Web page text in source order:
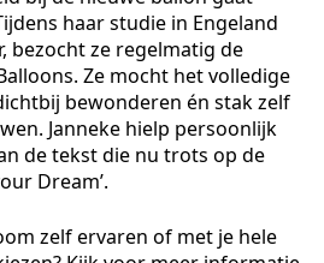
haar studie in Engeland
bezocht ze regelmatig de
Ze mocht het volledige
bewonderen én stak zelf
Janneke hielp persoonlijk
de tekst die nu trots op de
Dream’.
zelf ervaren of met je hele